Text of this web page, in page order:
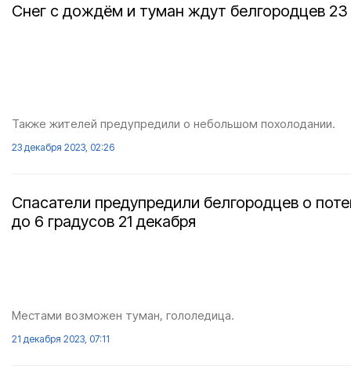
Снег с дождём и туман ждут белгородцев 23
Также жителей предупредили о небольшом похолодании.
23 декабря 2023, 02:26
Спасатели предупредили белгородцев о
до 6 градусов 21 декабря
Местами возможен туман, гололедица.
21 декабря 2023, 07:11